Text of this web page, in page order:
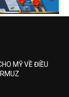
MỸ VỀ ĐIỀU